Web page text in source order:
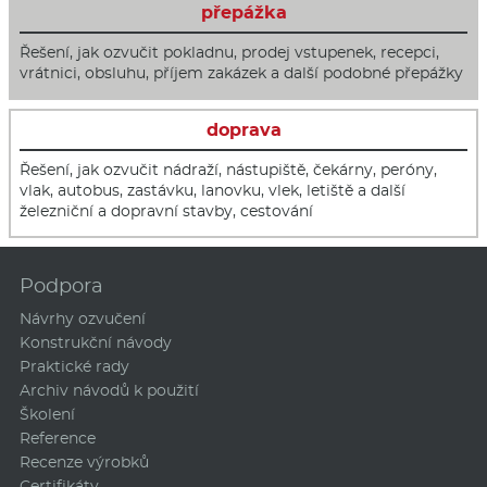
přepážka
Řešení, jak ozvučit pokladnu, prodej vstupenek, recepci,
vrátnici, obsluhu, příjem zakázek a další podobné přepážky
doprava
Řešení, jak ozvučit nádraží, nástupiště, čekárny, peróny,
vlak, autobus, zastávku, lanovku, vlek, letiště a další
železniční a dopravní stavby, cestování
Podpora
Návrhy ozvučení
Konstrukční návody
Praktické rady
Archiv návodů k použití
Školení
Reference
Recenze výrobků